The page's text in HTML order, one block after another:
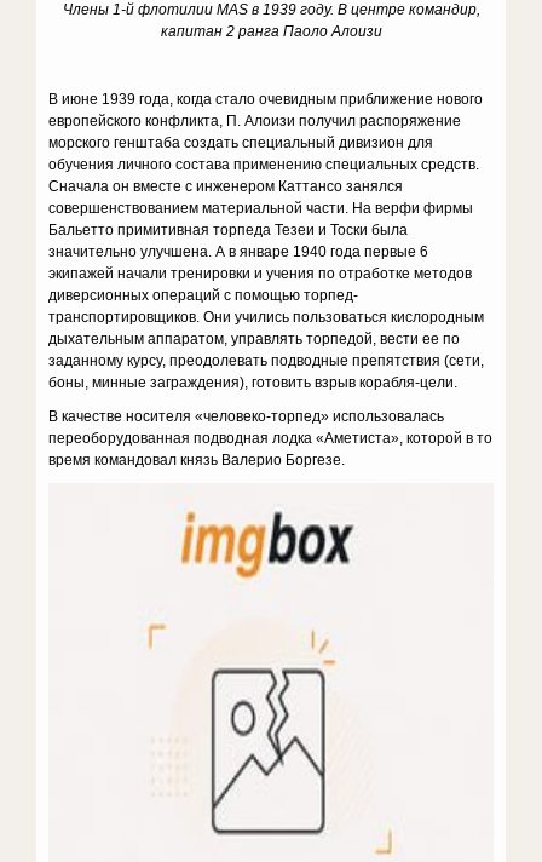
Члены 1-й флотилии MAS в 1939 году. В центре командир,
капитан 2 ранга Паоло Алоизи
В июне 1939 года, когда стало очевидным приближение нового
европейского конфлик­та, П. Алоизи получил распоряжение
морского генштаба создать спе­циальный дивизион для
обучения личного состава применению специальных средств.
Сначала он вместе с инженером Каттансо занялся
совершенствованием материальной части. На верфи фирмы
Бальетто примитивная торпеда Тезеи и Тоски была
значительно улучшена. А в январе 1940 года первые 6
экипажей начали тренировки и учения по отработке методов
диверсионных операций с помощью торпед-
транспортировщиков. Они учились пользоваться кислородным
ды­хательным аппаратом, управлять торпедой, вести ее по
заданному курсу, преодолевать подводные препятствия (сети,
боны, минные заграждения), готовить взрыв корабля-цели.
В качестве носителя «человеко-торпед» использовалась
переобо­рудованная подводная лодка «Аметиста», которой в то
время коман­довал князь Валерио Боргезе.